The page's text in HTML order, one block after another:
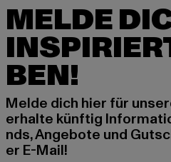
MELDE
BEN!
Melde dich hier für
erhalte künftig
nds, Angebote und
er E-Mail!